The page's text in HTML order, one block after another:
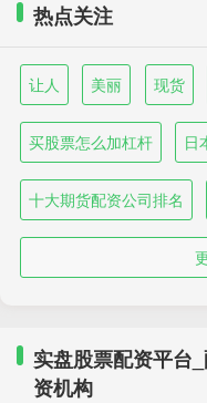
热点关注
让人 美丽 现货
买股票怎么加杠杆 日
十大期货配资公司排名
实盘股票配资平台
资机构